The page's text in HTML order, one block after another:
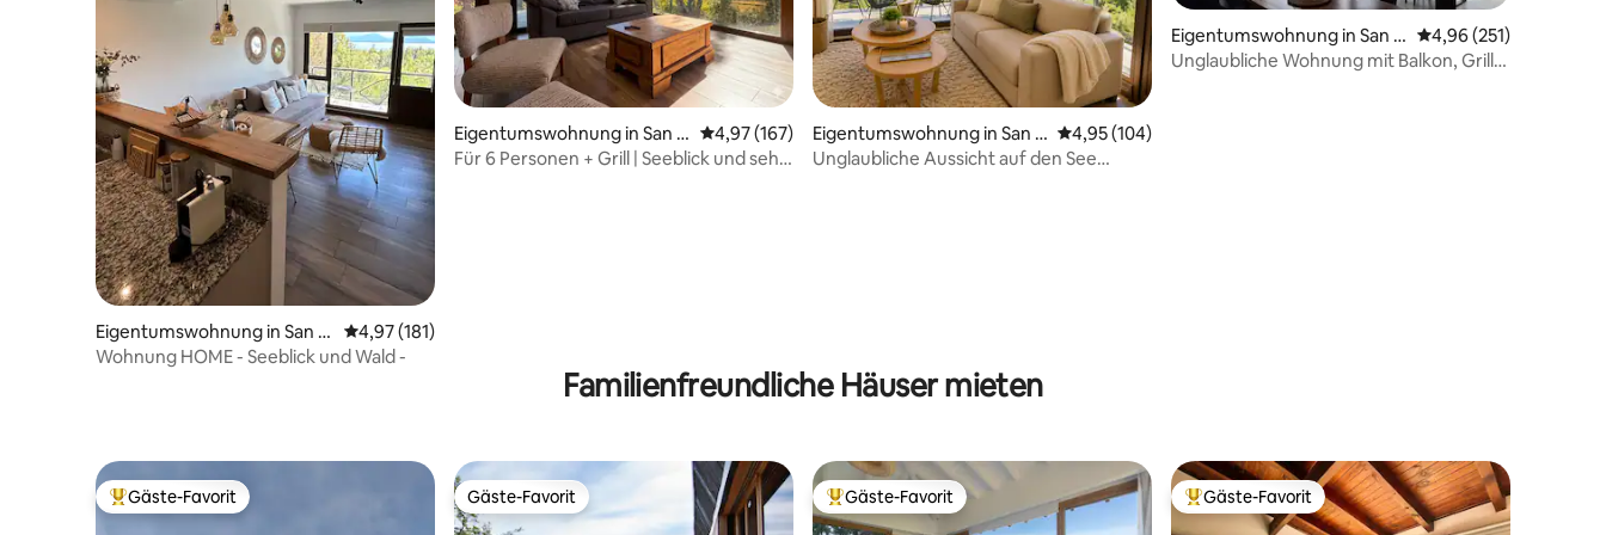
Eigentumswohnung in San C
arlos de Bariloche
Durchschnittliche Bewertung: 4,97 von 5, 181 Bewertungen
4,97 (181)
Wohnung HOME - Seeblick und Wald -
Eigentumswohnung in San C
arlos de Bariloche
Durchschnittliche Bewertung: 4,97 von 5, 167 Bewertungen
4,97 (167)
Für 6 Personen + Grill | Seeblick und sehr
Eigentumswohnung in San C
arlos de Bariloche
Durchschnittliche Bewertung: 4,95 von 5, 104 Bewertungen
4,95 (104)
Unglaubliche Aussicht auf den See
Eigentumswohnung in San C
arlos de Bariloche
Durchschnittliche
4,96 (251)
Unglaubliche Wohnung mit Balkon, Grill,
Familienfreundliche Häuser mieten
Beliebter Gäste-Favorit.
Gäste-Favorit Gäste-Favorit
Gäste-Favorit Beliebter Gäste-Favorit.
Gäste-Favorit Beliebter Gäste-Favorit.
Gäste-Favorit